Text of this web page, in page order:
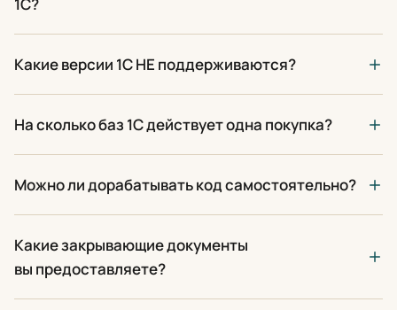
1С?
Какие версии 1С НЕ поддерживаются?
На сколько баз 1С действует одна покупка?
Можно ли дорабатывать код самостоятельно?
Какие закрывающие документы
вы предоставляете?